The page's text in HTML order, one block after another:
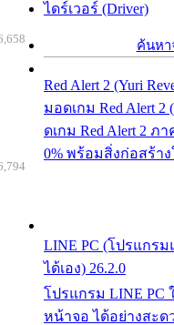
ไดร์เวอร์ (Driver)
ค้นหา
Red Alert 2 (Yuri
มอดเกม Red Alert 2
ดเกม Red Alert 2 ภ
0% พร้อมสิ่งก่อสร้า
LINE PC (โปรแกร
ได้เอง) 26.2.0
โปรแกรม LINE PC
หน้าจอ ได้อย่างสะด